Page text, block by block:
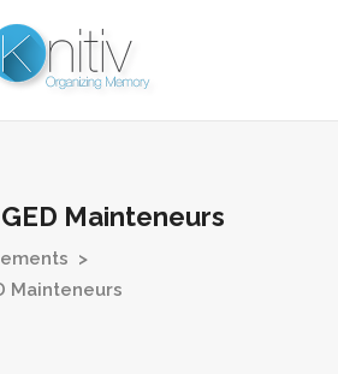
Mainteneurs
>
Mainteneurs